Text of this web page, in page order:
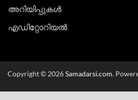
അറിയിപ്പുകള്‍
എഡിറ്റോറിയല്‍
Copyright © 2026Samadarsi.com.